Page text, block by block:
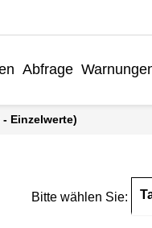
Abfrage
Einzelwerte)
Bitte wählen Sie: